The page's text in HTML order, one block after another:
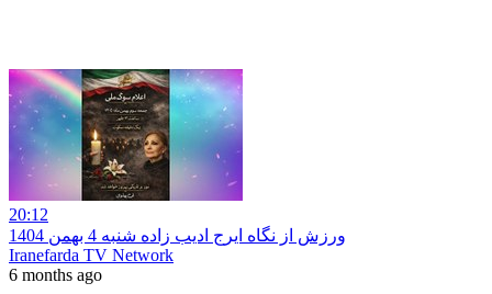
20:12
ورزش از نگاه ایرج ادیب زاده شنبه 4 بهمن 1404
Iranefarda TV Network
6 months ago